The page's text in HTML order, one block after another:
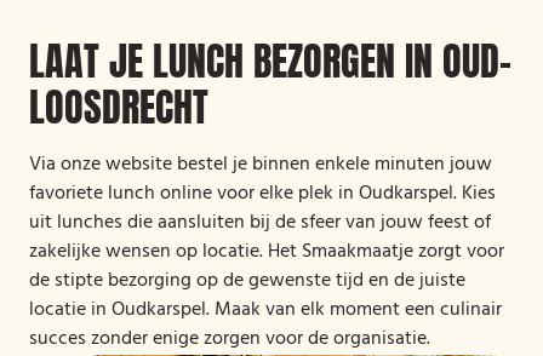
LAAT JE LUNCH BEZORGEN IN OUD-
LOOSDRECHT
Via onze website bestel je binnen enkele minuten jouw
favoriete lunch online voor elke plek in Oudkarspel. Kies
uit lunches die aansluiten bij de sfeer van jouw feest of
zakelijke wensen op locatie. Het Smaakmaatje zorgt voor
de stipte bezorging op de gewenste tijd en de juiste
locatie in Oudkarspel. Maak van elk moment een culinair
succes zonder enige zorgen voor de organisatie.